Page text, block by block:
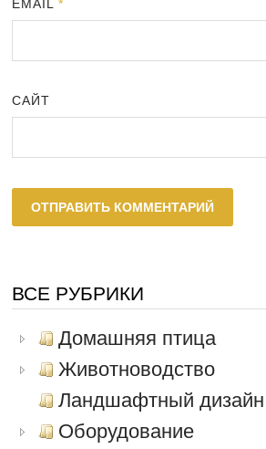
EMAIL*
САЙТ
ВСЕ РУБРИКИ
Домашняя птица
Животноводство
Ландшафтный дизайн
Оборудование